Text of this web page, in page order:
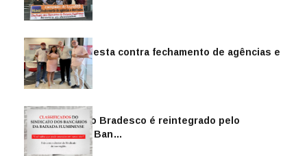
Sindicato protesta contra fechamento de agências e
as demiss…
Mai 13, 2026
Funcionário do Bradesco é reintegrado pelo
Sindicato dos Ban…
Abr 08, 2026